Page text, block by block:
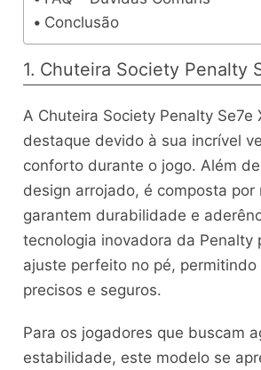
Conclusão
1. Chuteira Society Penalty
A Chuteira Society Penalty Se7e
destaque devido à sua incrível
conforto durante o jogo. Além
design arrojado, é composta por
garantem durabilidade e
tecnologia inovadora da Penalty
ajuste perfeito no pé, permitindo
precisos e seguros.
Para os jogadores que buscam
estabilidade, este modelo se